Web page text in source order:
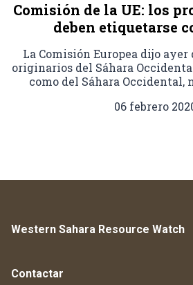
Comisión de la UE: los
deben etiquetarse
La Comisión Europea dijo
originarios del Sáhara
como del Sáhara Occidental,
06 febrero
Western Sahara Resource Watch
Contactar